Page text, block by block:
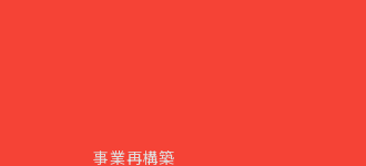
事業再構築